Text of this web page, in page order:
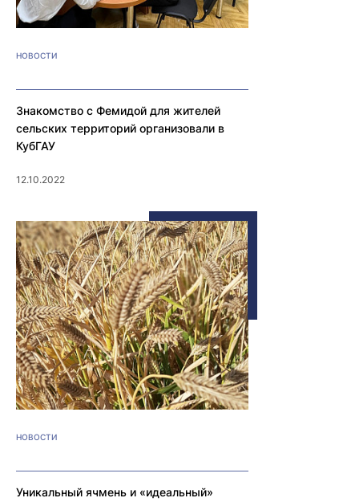
НОВОСТИ
Знакомство с Фемидой для жителей
сельских территорий организовали в
КубГАУ
12.10.2022
НОВОСТИ
Уникальный ячмень и «идеальный»